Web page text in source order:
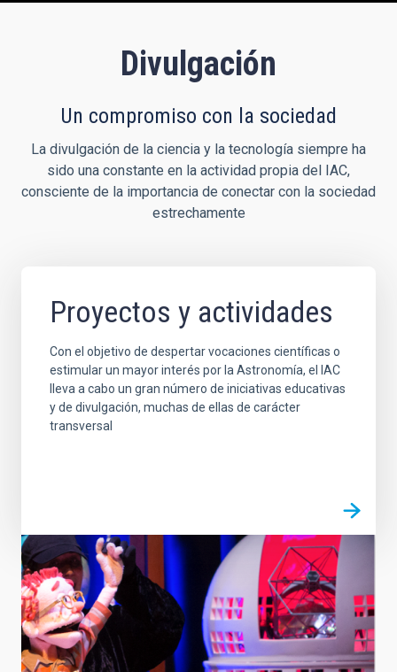
Divulgación
Un compromiso con la sociedad
La divulgación de la ciencia y la tecnología siempre ha
sido una constante en la actividad propia del IAC,
consciente de la importancia de conectar con la sociedad
estrechamente
Proyectos y actividades
Con el objetivo de despertar vocaciones científicas o
estimular un mayor interés por la Astronomía, el IAC
lleva a cabo un gran número de iniciativas educativas
y de divulgación, muchas de ellas de carácter
transversal